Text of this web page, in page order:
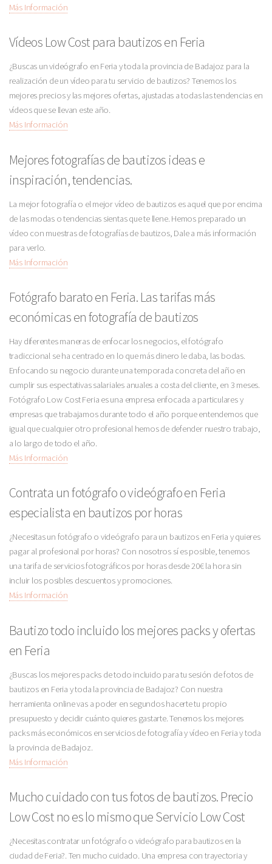
Más Información
Vídeos Low Cost para bautizos en Feria
¿Buscas un videógrafo en Feria y toda la provincia de Badajoz para la
realización de un vídeo para tu servicio de bautizos? Tenemos los
mejores precios y las mejores ofertas, ajustadas a todas las tendencias en
vídeos que se llevan este año.
Más Información
Mejores fotografías de bautizos ideas e
inspiración, tendencias.
La mejor fotografía o el mejor vídeo de bautizos es aquel que por encima
de las modas o tendencias sientas que te llene. Hemos preparado un
vídeo con muestras de fotografías de bautizos, Dale a más información
para verlo.
Más Información
Fotógrafo barato en Feria. Las tarifas más
económicas en fotografía de bautizos
Hay diferentes maneras de enfocar los negocios, el fotógrafo
tradiccional se ha centrado en lo que más dinero le daba, las bodas.
Enfocando su negocio durante una temporada concreta del año en
cumplir sus espectativas salariales anuales a costa del cliente, en 3 meses.
Fotógrafo Low Cost Feria es una empresa enfocada a particulares y
empresas que trabajamos durante todo el año porque entendemos que
igual que cualquier otro profesional hemos de defender nuestro trabajo,
a lo largo de todo el año.
Más Información
Contrata un fotógrafo o videógrafo en Feria
especialista en bautizos por horas
¿Necesitas un fotógrafo o videógrafo para un bautizos en Feria y quieres
pagar al profesional por horas? Con nosotros sí es posible, tenemos
una tarifa de servicios fotográficos por horas desde 20€ la hora sin
incluir los posibles descuentos y promociones.
Más Información
Bautizo todo incluido los mejores packs y ofertas
en Feria
¿Buscas los mejores packs de todo incluido para tu sesión de fotos de
bautizos en Feria y toda la provincia de Badajoz? Con nuestra
herramienta online vas a poder en segundos hacerte tu propio
presupuesto y decidir cuánto quieres gastarte. Tenemos los mejores
packs más económicos en servicios de fotografía y vídeo en Feria y toda
la provincia de Badajoz.
Más Información
Mucho cuidado con tus fotos de bautizos. Precio
Low Cost no es lo mismo que Servicio Low Cost
¿Necesitas contratar un fotógrafo o videógrafo para bautizos en la
ciudad de Feria?. Ten mucho cuidado. Una empresa con trayectoria y